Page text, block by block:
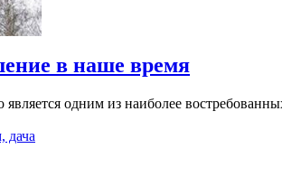
в наше время
одним из наиболее